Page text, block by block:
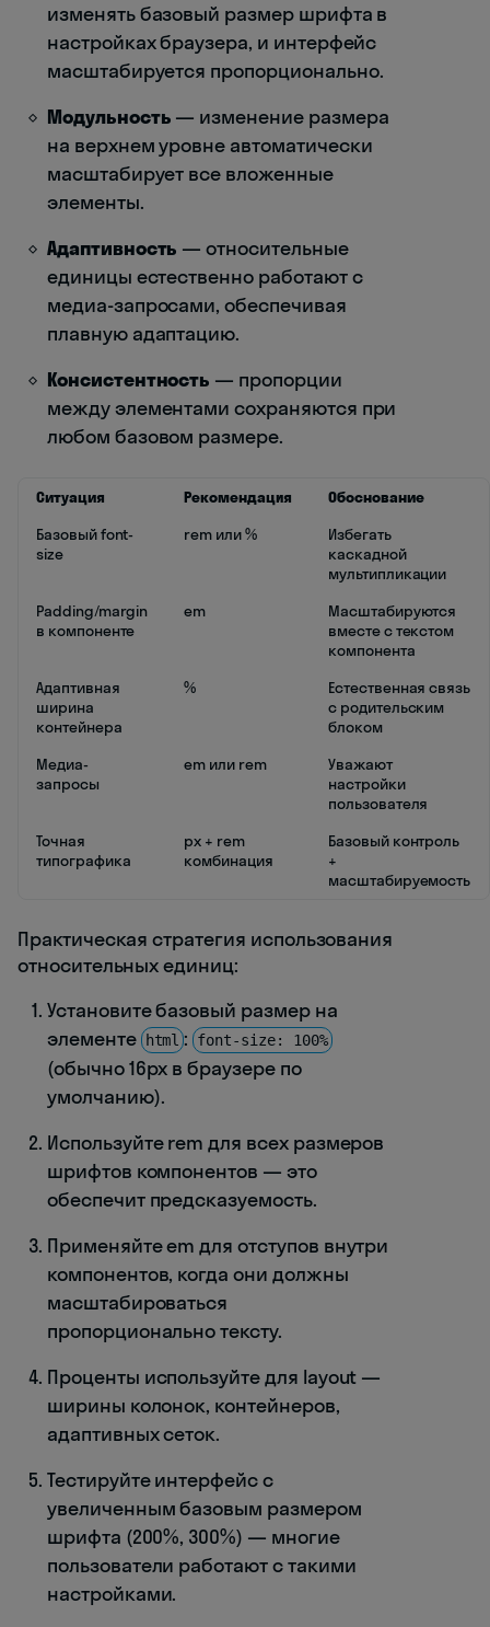
изменять базовый размер шрифта в
настройках браузера, и интерфейс
масштабируется пропорционально.
Модульность — изменение размера
на верхнем уровне автоматически
масштабирует все вложенные
элементы.
Адаптивность — относительные
единицы естественно работают с
медиа-запросами, обеспечивая
плавную адаптацию.
Консистентность — пропорции
между элементами сохраняются при
любом базовом размере.
Ситуация Рекомендация
Обоснование
Базовый font-
size
rem или %
Избегать
каскадной
мультипликации
Padding/margin
в компоненте
em
Масштабируются
вместе с текстом
компонента
Адаптивная
ширина
контейнера
%
Естественная связь
с родительским
блоком
Медиа-
запросы
em или rem
Уважают
настройки
пользователя
Точная
типографика
px + rem
комбинация
Базовый контроль
+
масштабируемость
Практическая стратегия использования
относительных единиц:
Установите базовый размер на
элементе
html : font-size: 100%
(обычно 16px в браузере по
умолчанию).
Используйте rem для всех размеров
шрифтов компонентов — это
обеспечит предсказуемость.
Применяйте em для отступов внутри
компонентов, когда они должны
масштабироваться
пропорционально тексту.
Проценты используйте для layout —
ширины колонок, контейнеров,
адаптивных сеток.
Тестируйте интерфейс с
увеличенным базовым размером
шрифта (200%, 300%) — многие
пользователи работают с такими
настройками.